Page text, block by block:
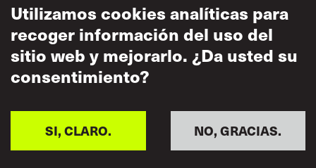
Utilizamos cookies analíticas para
recoger información del uso del
sitio web y mejorarlo. ¿Da usted su
consentimiento?
NO, GRACIAS.
SI, CLARO.